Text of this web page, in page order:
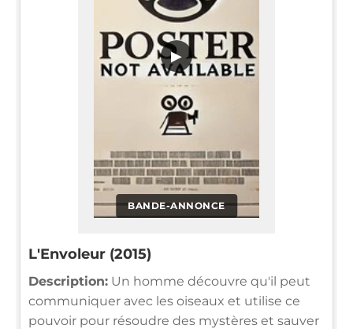
BANDE-ANNONCE
▶
L'Envoleur (2015)
Description: Un homme découvre qu'il peut
communiquer avec les oiseaux et utilise ce
pouvoir pour résoudre des mystères et sauver